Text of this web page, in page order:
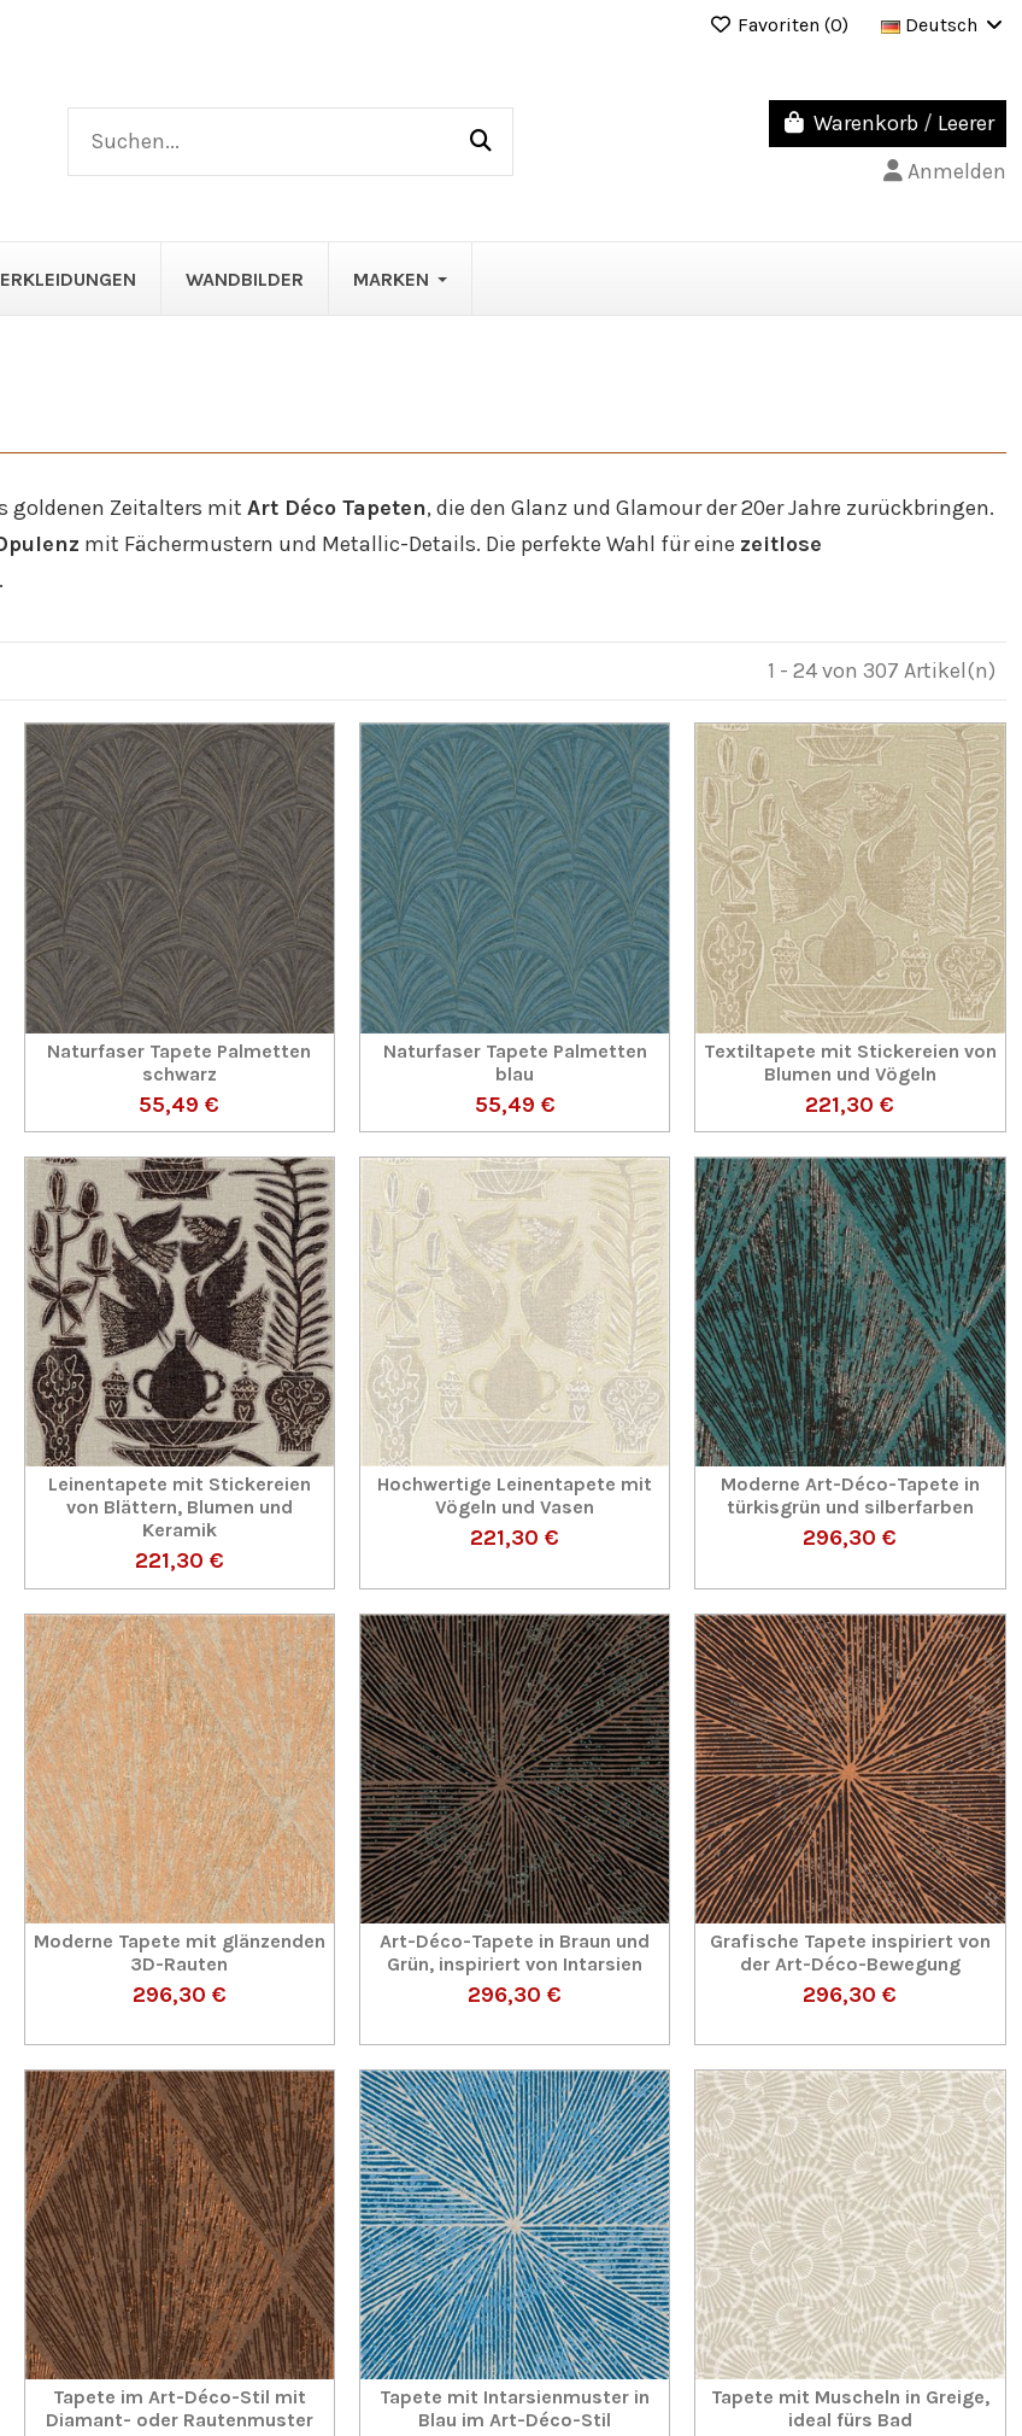
Favoriten (0) Deutsch
Warenkorb / Leerer
Anmelden
WANDBILDER MARKEN
goldenen Zeitalters mit Art Déco Tapeten, die den Glanz und Glamour der 20er Jahre zurückbringen.
mit Fächermustern und Metallic-Details. Die perfekte Wahl für eine zeitlose
.
1 - 24 von 307 Artikel(n)
Naturfaser Tapete Palmetten
schwarz
55,49 €
Naturfaser Tapete Palmetten
blau
55,49 €
Textiltapete mit Stickereien von
Blumen und Vögeln
221,30 €
Leinentapete mit Stickereien
von Blättern, Blumen und
Keramik
221,30 €
Hochwertige Leinentapete mit
Vögeln und Vasen
221,30 €
Moderne Art-Déco-Tapete in
türkisgrün und silberfarben
296,30 €
Moderne Tapete mit glänzenden
3D-Rauten
296,30 €
Art-Déco-Tapete in Braun und
Grün, inspiriert von Intarsien
296,30 €
Grafische Tapete inspiriert von
der Art-Déco-Bewegung
296,30 €
Tapete im Art-Déco-Stil mit
Diamant- oder Rautenmuster
Tapete mit Intarsienmuster in
Blau im Art-Déco-Stil
Tapete mit Muscheln in Greige,
ideal fürs Bad